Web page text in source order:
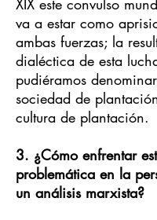
XIX este convulso
va a estar como
ambas fuerzas; la
dialéctica de esta
pudiéramos
sociedad de
cultura de plantación.
3. ¿Cómo enfrentar
problemática en la
un análisis marxista?